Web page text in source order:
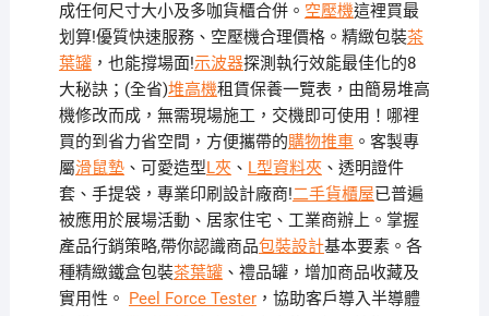
成任何尺寸大小及多咖貨櫃合併。 空壓機這裡買最
划算!優質快速服務、空壓機合理價格。精緻包裝茶
葉罐，也能撐場面!示波器探測執行效能最佳化的8
大秘訣；(全省)堆高機租賃保養一覽表，由簡易堆高
機修改而成，無需現場施工，交機即可使用！哪裡
買的到省力省空間，方便攜帶的購物推車。客製專
屬滑鼠墊、可愛造型L夾、 L型資料夾、透明證件
套、手提袋，專業印刷設計廠商!二手貨櫃屋已普遍
被應用於展場活動、居家住宅、工業商辦上。掌握
產品行銷策略,帶你認識商品包裝設計基本要素。各
種精緻鐵盒包裝茶葉罐、禮品罐，增加商品收藏及
實用性。 Peel Force Tester，協助客戶導入半導體